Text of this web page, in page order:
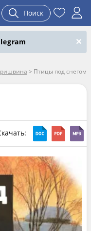
Поиск
> Птицы под снегом